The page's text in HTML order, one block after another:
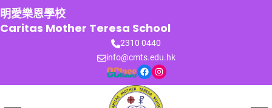
跳
至
主
明愛樂恩學校
Caritas Mother Teresa School
2310 0440
info@cmts.edu.hk
Facebook Instagram